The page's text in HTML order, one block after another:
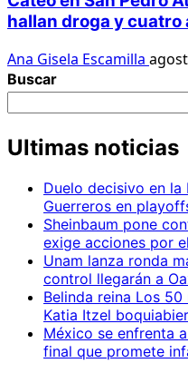
hallan droga y cuatro
Ana Gisela Escamilla
Buscar
Ultimas noticias
Duelo decisivo en la
Guerreros en
Sheinbaum pone
exige acciones por
Unam lanza ronda
control llegarán a
Belinda reina Los
Katia Itzel
México se enfrenta
final que promete